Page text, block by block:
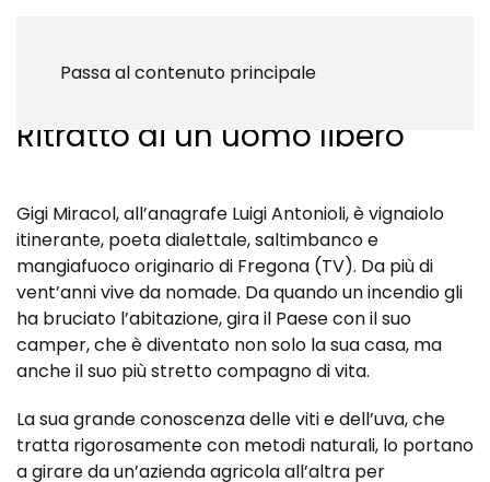
Passa al contenuto principale
Gigi Miracol
Ritratto di un uomo libero
Gigi Miracol, all’anagrafe Luigi Antonioli, è vignaiolo
itinerante, poeta dialettale, saltimbanco e
mangiafuoco originario di Fregona (TV). Da più di
vent’anni vive da nomade. Da quando un incendio gli
ha bruciato l’abitazione, gira il Paese con il suo
camper, che è diventato non solo la sua casa, ma
anche il suo più stretto compagno di vita.
La sua grande conoscenza delle viti e dell’uva, che
tratta rigorosamente con metodi naturali, lo portano
a girare da un’azienda agricola all’altra per